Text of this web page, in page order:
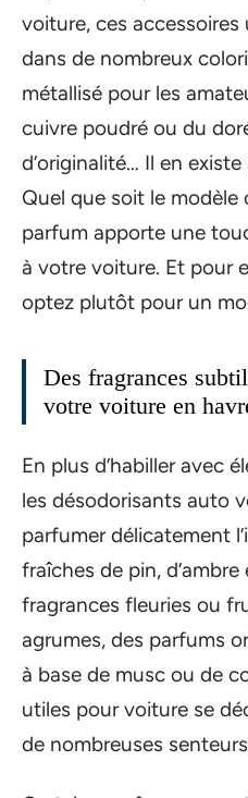
voiture, ces
dans de nombreux
métallisé pour les
cuivre poudré ou du
d’originalité… Il en
Quel que soit le
parfum apporte une
à votre voiture. Et pour
optez plutôt pour un
Des fragrances
votre voiture en
En plus d’habiller avec
les désodorisants auto
parfumer délicatement
fraîches de pin,
fragrances fleuries ou
agrumes, des parfums
à base de musc ou de
utiles pour voiture se
de nombreuses